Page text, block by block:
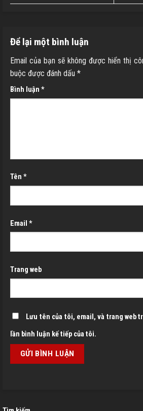
Để lại một bình luận
Email của bạn sẽ không được hiển thị
buộc được đánh dấu *
Bình luận *
Tên *
Email *
Trang web
Lưu tên của tôi, email, và trang web
lần bình luận kế tiếp của tôi.